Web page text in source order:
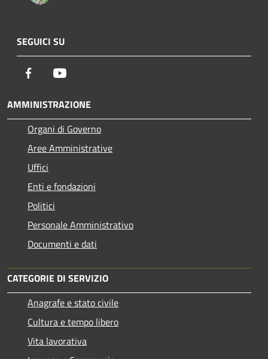
SEGUICI SU
Facebook
AMMINISTRAZIONE
Organi di Governo
Aree Amministrative
Uffici
Enti e fondazioni
Politici
Personale Amministrativo
Documenti e dati
CATEGORIE DI SERVIZIO
Anagrafe e stato civile
Cultura e tempo libero
Vita lavorativa